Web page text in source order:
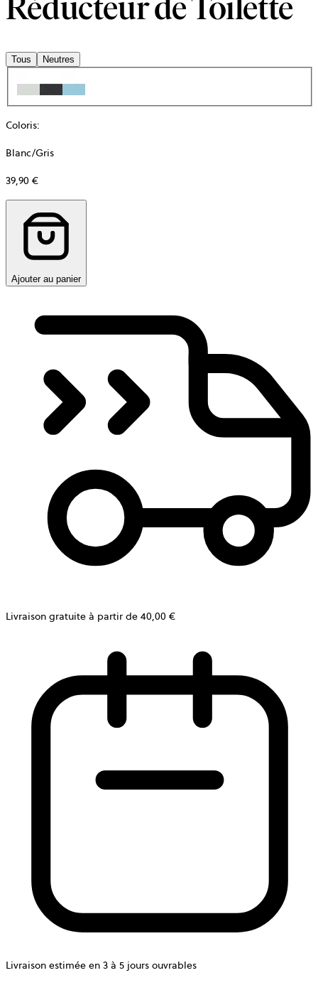
Tous Neutres
Coloris:
Blanc/Gris
39,90 €
Ajouter au panier
Livraison gratuite à partir de 40,00 €
Livraison estimée en 3 à 5 jours ouvrables